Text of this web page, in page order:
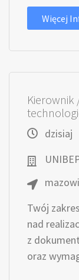
Więcej
Kierownik
dzisiaj
Twój
nad
z
oraz